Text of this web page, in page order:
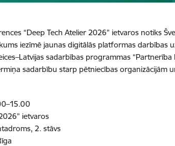
“Deep Tech Atelier 2026” ietvaros notiks
iezīmē jaunas digitālās platformas darbības
sadarbības programmas
sadarbību starp pētniecības organizācijām
ietvaros
2. stāvs